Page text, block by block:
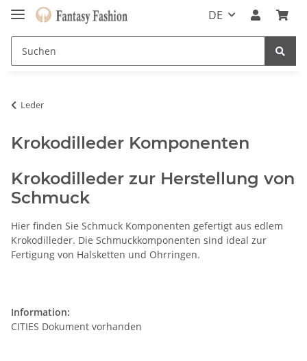
DE
Leder
Krokodilleder Komponenten
Krokodilleder zur Herstellung von
Schmuck
Hier finden Sie Schmuck Komponenten gefertigt aus edlem
Krokodilleder. Die Schmuckkomponenten sind ideal zur
Fertigung von Halsketten und Ohrringen.
Information:
CITIES Dokument vorhanden